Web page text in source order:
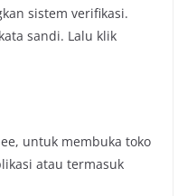
sistem verifikasi.
sandi. Lalu klik
untuk membuka toko
atau termasuk